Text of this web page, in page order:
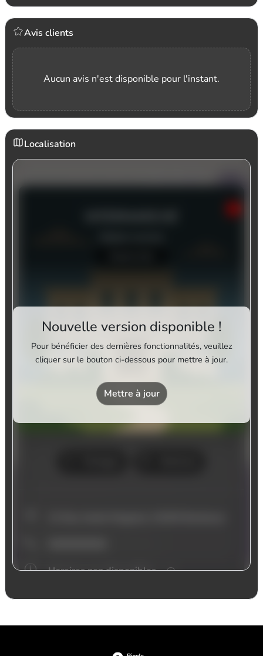
Avis clients
Aucun avis n'est disponible pour l'instant.
Localisation